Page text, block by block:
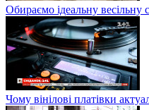
Обираємо ідеальну
Чому вінілові платівки